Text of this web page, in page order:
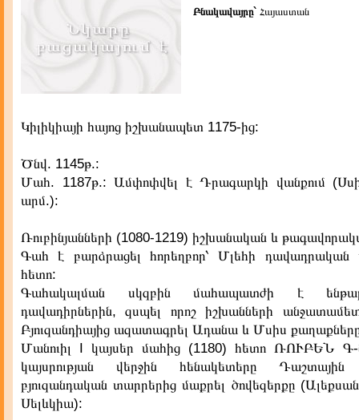
Բնակավայրը` Հայաստան
Կիլիկիայի հայոց իշխանապետ 1175-ից:
Ծնվ. 1145թ.:
Մահ. 1187թ.: Ամփոփվել է Դրագարկի վանքում
արմ.):
Ռուբինյանների (1080-1219) իշխանական և
Գահ է բարձրացել հորեղբոր՝ Մլեհի դավադրական
հետո:
Գահակալման սկզբին մահապատժի է
դավադիրներին, զսպել որոշ իշխանների
Բյուզանդիայից ազատագրել Ադանա և Մսիս
Մանուիլ I կայսեր մահից (1180) հետո ՌՈՒԲԵՆ Գ-
կայսրության վերջին հենակետերը Դաշտային
բյուզանդական տարրերից մաքրել ծովեզերքը
Սելևկիա):